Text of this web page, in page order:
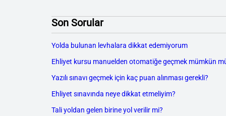
Son Sorular
Yolda bulunan levhalara dikkat edemiyorum
Ehliyet kursu manuelden otomatiğe geçmek mümkün
Yazılı sınavı geçmek için kaç puan alınması gerekli?
Ehliyet sınavında neye dikkat etmeliyim?
Tali yoldan gelen birine yol verilir mi?